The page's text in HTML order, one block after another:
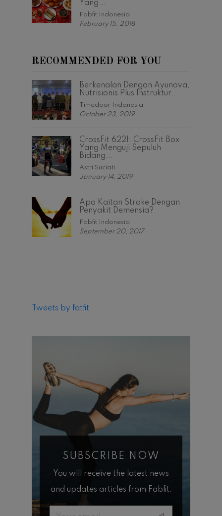
Yang...
Fabfit Indonesia
February 15, 2018
RECOMMENDED FOR YOU
Berkenalan Dengan Ayunova,
Nutrisionis Plus Instruktur...
Timedoor Indonesia
October 23, 2019
CrossFit 6221: CrossFit Box
Yang Menguji Sepuluh
Bidang...
Astri Suciati
January 14, 2019
Apa Kaitan Stroke Dengan
Penyakit Demensia?
Fabfit Indonesia
September 20, 2017
Tweets by fatfit
SUBSCRIBE NOW
You will receive the latest news
and updates articles from Fabfit.
Email